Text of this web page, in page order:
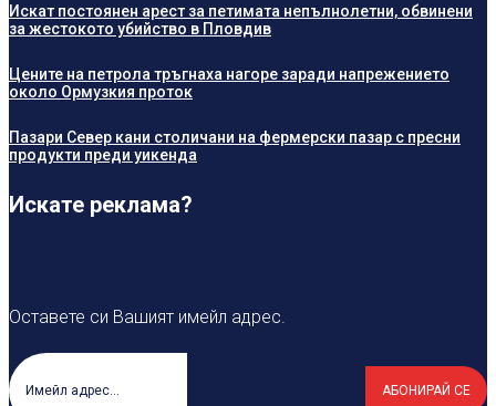
Искат постоянен арест за петимата непълнолетни, обвинени
за жестокото убийство в Пловдив
Цените на петрола тръгнаха нагоре заради напрежението
около Ормузкия проток
Пазари Север кани столичани на фермерски пазар с пресни
продукти преди уикенда
Искате реклама?
Оставете си Вашият имейл адрес.
АБОНИРАЙ СЕ